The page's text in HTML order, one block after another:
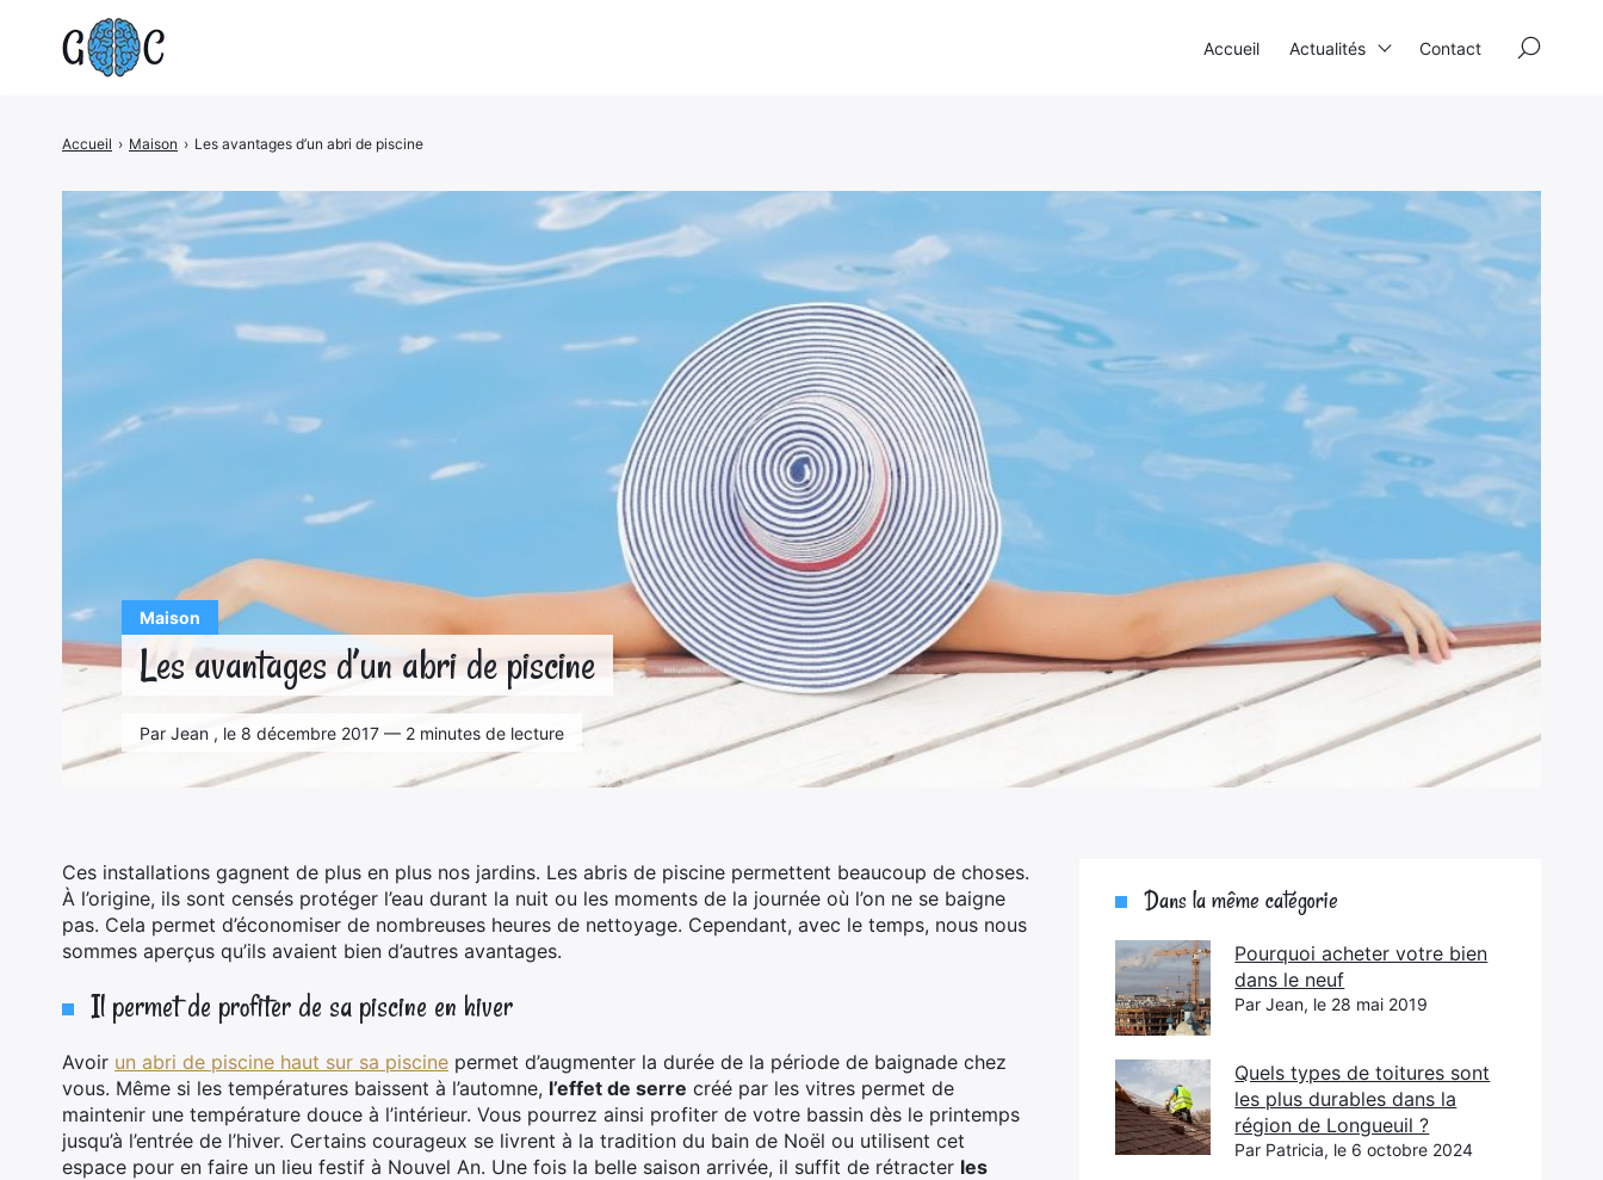
Maison
Les avantages d’un abri de piscine
Par Jean , le 8 décembre 2017 — 2 minutes de lecture
Accueil › Maison › Les avantages d’un abri de piscine
Ces installations gagnent de plus en plus nos jardins. Les abris de piscine permettent beaucoup de choses.
À l’origine, ils sont censés protéger l’eau durant la nuit ou les moments de la journée où l’on ne se baigne
pas. Cela permet d’économiser de nombreuses heures de nettoyage. Cependant, avec le temps, nous nous
sommes aperçus qu’ils avaient bien d’autres avantages.
Il permet de profiter de sa piscine en hiver
Avoir un abri de piscine haut sur sa piscine permet d’augmenter la durée de la période de baignade chez
vous. Même si les températures baissent à l’automne, l’effet de serre créé par les vitres permet de
maintenir une température douce à l’intérieur. Vous pourrez ainsi profiter de votre bassin dès le printemps
jusqu’à l’entrée de l’hiver. Certains courageux se livrent à la tradition du bain de Noël ou utilisent cet
espace pour en faire un lieu festif à Nouvel An. Une fois la belle saison arrivée, il suffit de rétracter les
Dans la même catégorie
Pourquoi acheter votre bien
dans le neuf
Par Jean, le 28 mai 2019
Quels types de toitures sont
les plus durables dans la
région de Longueuil ?
Par Patricia, le 6 octobre 2024
Accueil Actualités Contact
×
Rechercher